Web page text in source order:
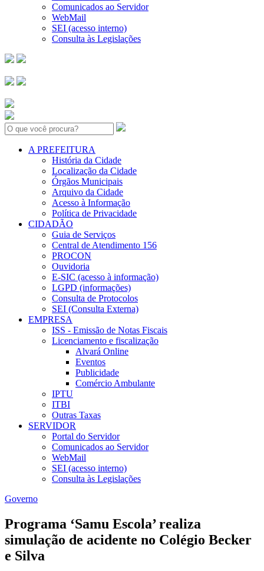
Comunicados ao Servidor
WebMail
SEI (acesso interno)
Consulta às Legislações
Search:
A PREFEITURA
História da Cidade
Localização da Cidade
Órgãos Municipais
Arquivo da Cidade
Acesso à Informação
Política de Privacidade
CIDADÃO
Guia de Serviços
Central de Atendimento 156
PROCON
Ouvidoria
E-SIC (acesso à informação)
LGPD (informações)
Consulta de Protocolos
SEI (Consulta Externa)
EMPRESA
ISS - Emissão de Notas Fiscais
Licenciamento e fiscalização
Alvará Online
Eventos
Publicidade
Comércio Ambulante
IPTU
ITBI
Outras Taxas
SERVIDOR
Portal do Servidor
Comunicados ao Servidor
WebMail
SEI (acesso interno)
Consulta às Legislações
Governo
Programa ‘Samu Escola’ realiza
simulação de acidente no Colégio Becker
e Silva